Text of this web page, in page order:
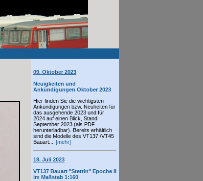
09. Oktober 2023
Neuigkeiten und
Ankündigungen Oktober 2023
Hier finden Sie die wichtigsten
Ankündigungen bzw. Neuheiten für
das ausgehende 2023 und für
2024 auf einen Blick, Stand
September 2023 (als PDF
herunterladbar). Bereits erhältlich
sind die Modelle des VT137 /VT45
Bauart...
[mehr]
18. Juli 2023
VT137 Bauart "Stettin" Epoche II
im Maßstab 1:160